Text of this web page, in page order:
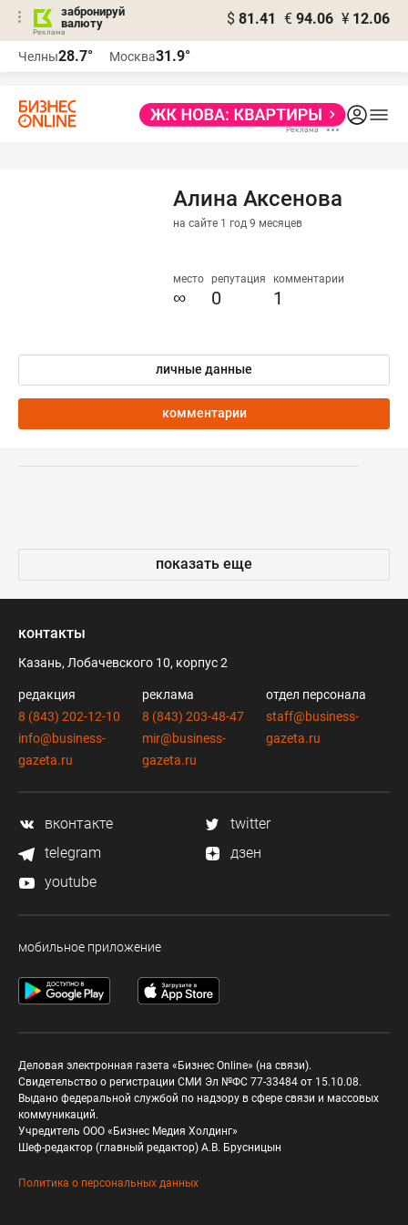
забронируй
валюту
$ 81.41 € 94.06 ¥ 12.06
Челны28.7° Москва31.9°
Алина Аксенова
на сайте 1 год 9 месяцев
место
∞
репутация
0
комментарии
1
личные данные
комментарии
показать еще
контакты
Казань, Лобачевского 10, корпус 2
редакция
8 (843) 202-12-10
info@business-
gazeta.ru
реклама
8 (843) 203-48-47
mir@business-
gazeta.ru
отдел персонала
staff@business-
gazeta.ru
вконтакте
twitter
telegram
дзен
youtube
мобильное приложение
Деловая электронная газета «Бизнес Online» (на связи).
Свидетельство о регистрации СМИ Эл №ФС 77-33484 от 15.10.08.
Выдано федеральной службой по надзору в сфере связи и массовых
коммуникаций.
Учредитель ООО «Бизнес Медия Холдинг»
Шеф-редактор (главный редактор) А.В. Брусницын
Политика о персональных данных